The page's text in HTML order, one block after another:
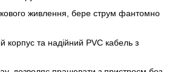
живлення, бере струм фантомно
корпус та надійний PVC кабель з